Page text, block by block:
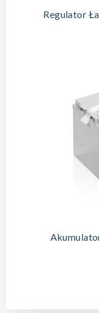
Regulator